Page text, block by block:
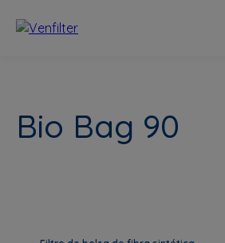
Bio Bag 90